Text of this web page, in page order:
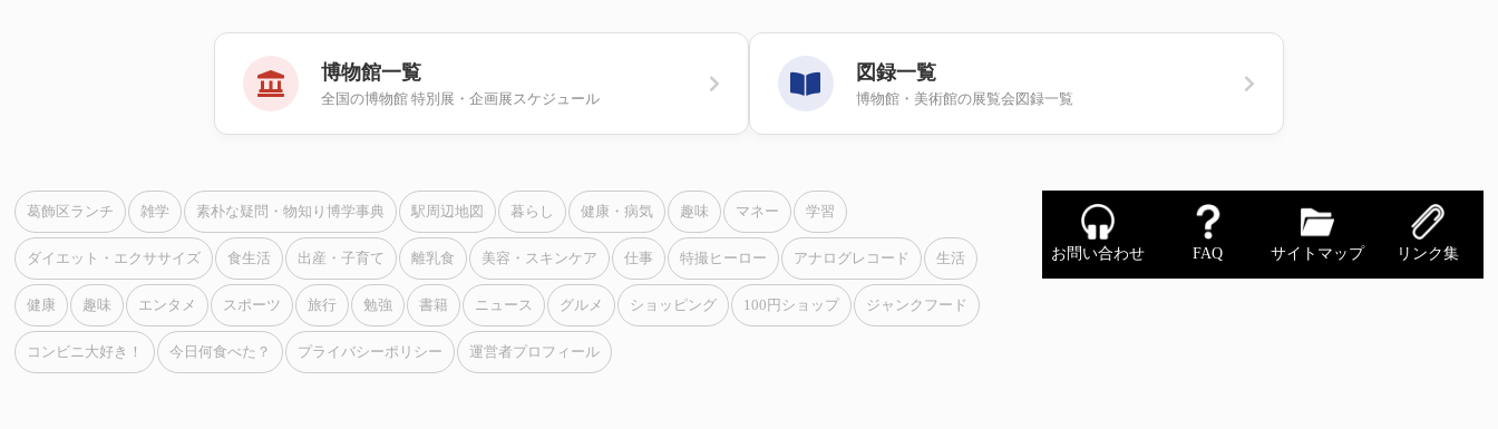
博物館一覧
全国の博物館 特別展・企画展スケジュール
図録一覧
博物館・美術館の展覧会図録一覧
葛飾区ランチ 雑学 素朴な疑問・物知り博学事典 駅周辺地図 暮らし 健康・病気 趣味 マネー 学習
ダイエット・エクササイズ 食生活 出産・子育て 離乳食 美容・スキンケア 仕事 特撮ヒーロー アナログレコード 生活
健康 趣味 エンタメ スポーツ 旅行 勉強 書籍 ニュース グルメ ショッピング 100円ショップ ジャンクフード
コンビニ大好き！ 今日何食べた？ プライバシーポリシー 運営者プロフィール
お問い合わせ FAQ サイトマップ リンク集